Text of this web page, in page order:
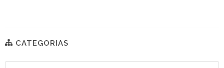
CATEGORIAS